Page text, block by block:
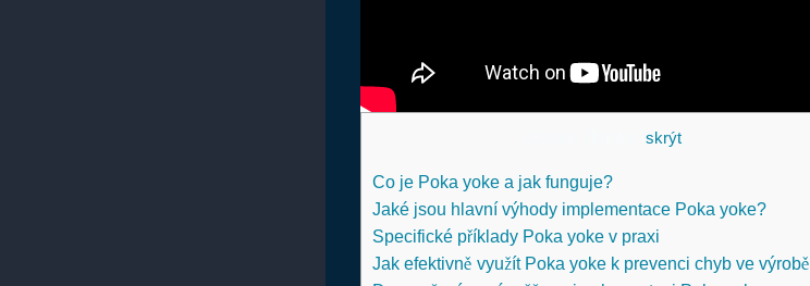
skrýt]
Co je Poka yoke a jak funguje?
Jaké jsou hlavní výhody implementace Poka yoke?
Specifické příklady Poka yoke v praxi
Jak efektivně využít Poka yoke k prevenci chyb ve výrobě